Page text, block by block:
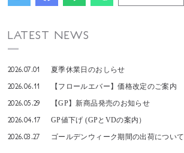
LATEST NEWS
2026.07.01 夏季休業日のおしらせ
2026.06.11 【フロールエバー】価格改定のご案内
2026.05.29 【GP】新商品発売のお知らせ
2026.04.17 GP値下げ (GPとVDの案内）
2026.03.27 ゴールデンウィーク期間の出荷について